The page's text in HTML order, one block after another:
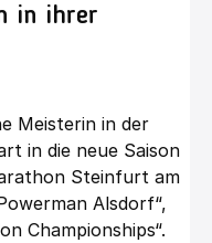
in ihrer
Meisterin in der
in die neue Saison
Steinfurt am
Alsdorf“,
Championships“.